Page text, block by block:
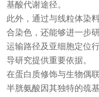
基酸代谢途径。
此外，通过与线粒体染
合染色，还能够进一步
运输路径及亚细胞定位
导研究提供重要依据。
在蛋白质修饰与生物偶
半胱氨酸因其独特的巯